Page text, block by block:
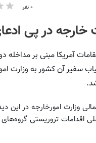
۰ نفر
خارجه در پی
آمریکا مبنی بر مداخله
سفیر آن کشور به وزارت
وزارت امورخارجه در این
اقدامات تروریستی